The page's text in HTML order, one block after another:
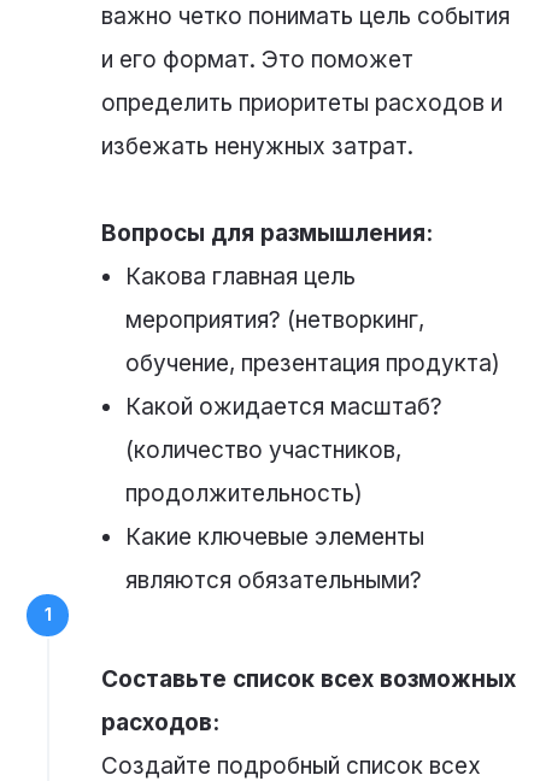
важно четко понимать цель события
и его формат. Это поможет
определить приоритеты расходов и
избежать ненужных затрат.
Вопросы для размышления:
Какова главная цель
мероприятия? (нетворкинг,
обучение, презентация продукта)
Какой ожидается масштаб?
(количество участников,
продолжительность)
Какие ключевые элементы
являются обязательными?
Составьте список всех возможных
расходов:
Создайте подробный список всех